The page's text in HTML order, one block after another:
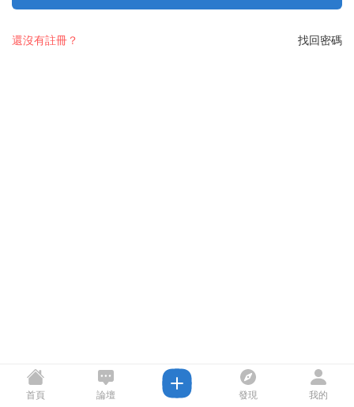
找回密碼
還沒有註冊？
首頁 論壇 發現 我的